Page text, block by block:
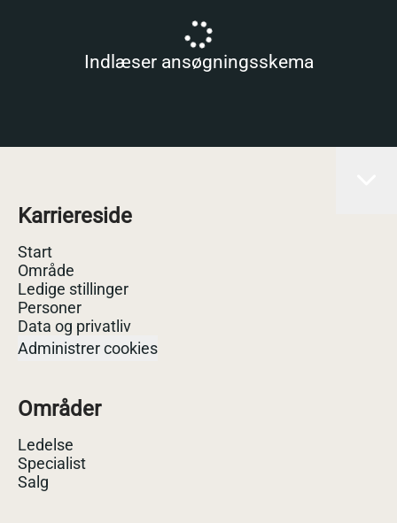
Indlæser ansøgningsskema
Karriereside
Start
Område
Ledige stillinger
Personer
Data og privatliv
Administrer cookies
Områder
Ledelse
Specialist
Salg